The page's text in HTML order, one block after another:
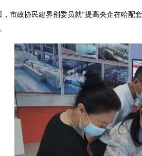
政协民建界别委员就“提高央企在哈配